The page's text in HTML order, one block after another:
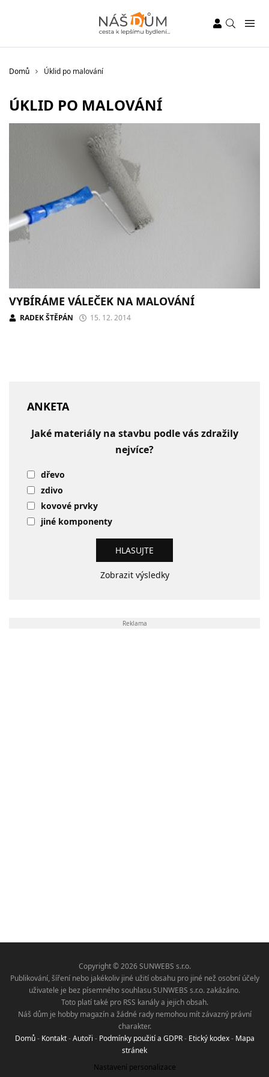
Domů Úklid po malování
ÚKLID PO MALOVÁNÍ
VYBÍRÁME VÁLEČEK NA MALOVÁNÍ
RADEK ŠTĚPÁN 15. 12. 2014
ANKETA
Jaké materiály na stavbu podle vás zdražily
nejvíce?
dřevo
zdivo
kovové prvky
jiné komponenty
Zobrazit výsledky
Reklama
Copyright © 2026 SUNWEBS s.r.o.
Publikování, šíření nebo jakékoliv jiné užití obsahu pro jiné než osobní účely
uživatele je bez písemného souhlasu SUNWEBS s.r.o. zakázáno.
Toto platí také pro RSS kanály a jejich obsah.
Náš dům je hobby magazín a žádné rady nemohou mít závazný právní
charakter.
Domů- Kontakt-Autoři - Podmínky použití a GDPR- Etický kodex- Mapa
stránek
Nastavení personalizace